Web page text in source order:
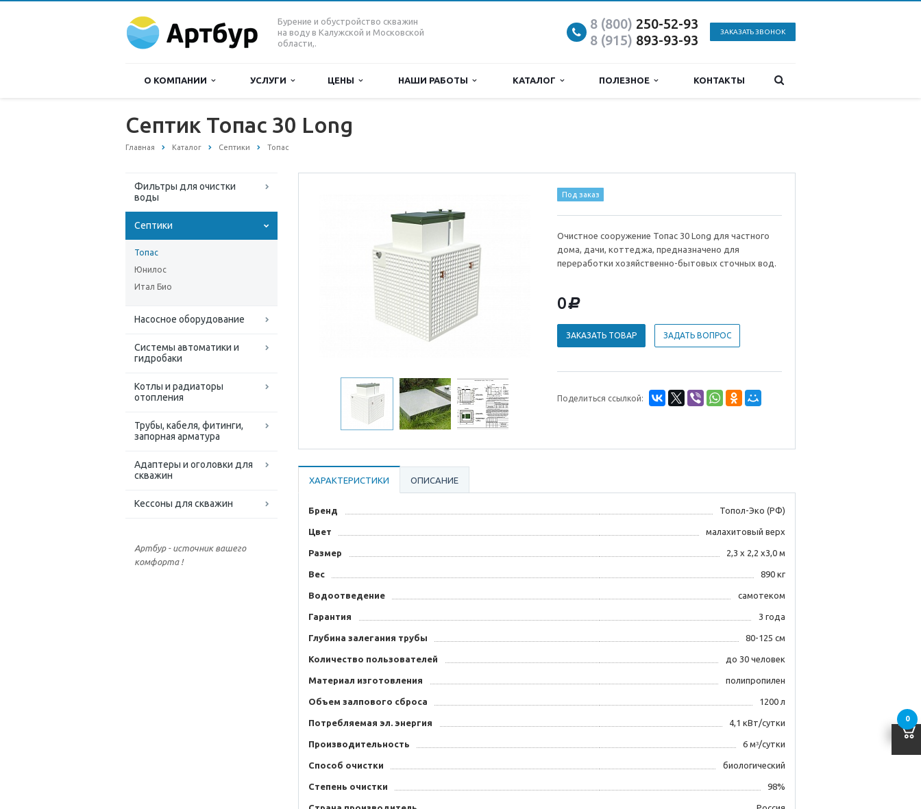
Бурение и обустройство скважин
на воду в Калужской и Московской
области,.
8 (800) 250-52-93
8 (915) 893-93-93
ЗАКАЗАТЬ ЗВОНОК
О КОМПАНИИ УСЛУГИ ЦЕНЫ НАШИ РАБОТЫ КАТАЛОГ ПОЛЕЗНОЕ КОНТАКТЫ
Септик Топас 30 Long
Главная Каталог Септики Топас
Фильтры для очистки
воды
Септики
Топас
Юнилос
Итал Био
Насосное оборудование
Системы автоматики и
гидробаки
Котлы и радиаторы
отопления
Трубы, кабеля, фитинги,
запорная арматура
Адаптеры и оголовки для
скважин
Кессоны для скважин
Артбур - источник вашего
комфорта !
Под заказ
Очистное сооружение Топас 30 Long для частного
дома, дачи, коттеджа, предназначено для
переработки хозяйственно-бытовых сточных вод.
0d
ЗАКАЗАТЬ ТОВАР ЗАДАТЬ ВОПРОС
Поделиться ссылкой:
ХАРАКТЕРИСТИКИ ОПИСАНИЕ
Бренд Топол-Эко (РФ)
Цвет малахитовый верх
Размер 2,3 х 2,2 х3,0 м
Вес 890 кг
Водоотведение самотеком
Гарантия 3 года
Глубина залегания трубы 80-125 см
Количество пользователей до 30 человек
Материал изготовления полипропилен
Объем залпового сброса 1200 л
Потребляемая эл. энергия 4,1 кВт/сутки
Производительность 6 мᶟ/сутки
Способ очистки биологический
Степень очистки 98%
0